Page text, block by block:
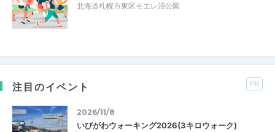
北海道札幌市東区モエレ沼公園
注目のイベント PR
2026/11/8
いびがわウォーキング2026(3キロウォーク)